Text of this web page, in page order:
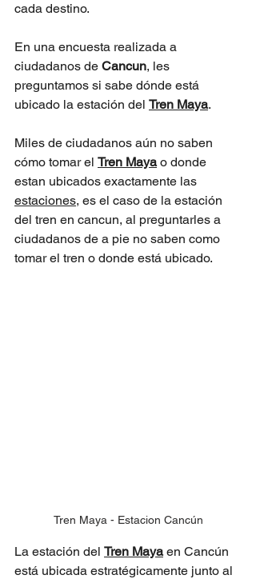
cada destino.
En una encuesta realizada a
ciudadanos de Cancun, les
preguntamos si sabe dónde está
ubicado la estación del Tren Maya.
Miles de ciudadanos aún no saben
cómo tomar el Tren Maya o donde
estan ubicados exactamente las
estaciones, es el caso de la estación
del tren en cancun, al preguntarles a
ciudadanos de a pie no saben como
tomar el tren o donde está ubicado.
Tren Maya - Estacion Cancún
La estación del Tren Maya en Cancún
está ubicada estratégicamente junto al